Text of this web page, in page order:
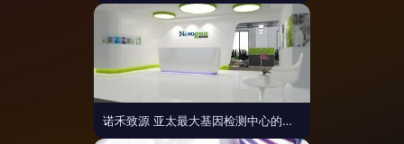
诺禾致源 亚太最大基因检测中心的崛起与基因科技的浪潮